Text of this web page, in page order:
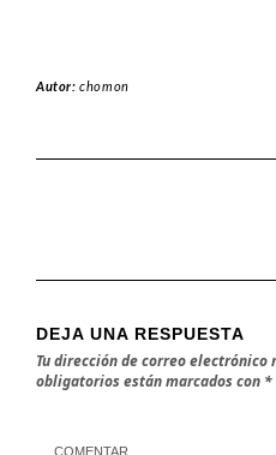
Autor:chomon
DEJA UNA RESPUESTA
Tu dirección de correo electrónico
obligatorios están marcados con *
COMENTAR